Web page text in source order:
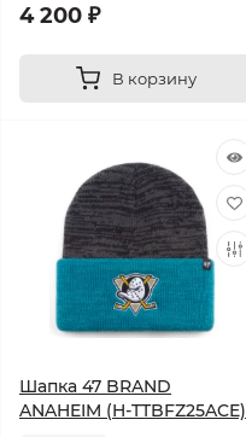
4 200 ₽
В корзину
Шапка 47 BRAND
ANAHEIM (H-TTBFZ25ACE)